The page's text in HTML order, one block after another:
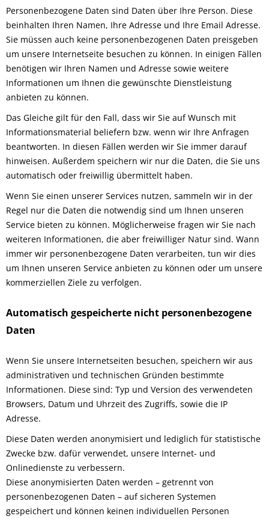
Personenbezogene Daten sind Daten über Ihre Person. Diese
beinhalten Ihren Namen, Ihre Adresse und Ihre Email Adresse.
Sie müssen auch keine personenbezogenen Daten preisgeben
um unsere Internetseite besuchen zu können. In einigen Fällen
benötigen wir Ihren Namen und Adresse sowie weitere
Informationen um Ihnen die gewünschte Dienstleistung
anbieten zu können.
Das Gleiche gilt für den Fall, dass wir Sie auf Wunsch mit
Informationsmaterial beliefern bzw. wenn wir Ihre Anfragen
beantworten. In diesen Fällen werden wir Sie immer darauf
hinweisen. Außerdem speichern wir nur die Daten, die Sie uns
automatisch oder freiwillig übermittelt haben.
Wenn Sie einen unserer Services nutzen, sammeln wir in der
Regel nur die Daten die notwendig sind um Ihnen unseren
Service bieten zu können. Möglicherweise fragen wir Sie nach
weiteren Informationen, die aber freiwilliger Natur sind. Wann
immer wir personenbezogene Daten verarbeiten, tun wir dies
um Ihnen unseren Service anbieten zu können oder um unsere
kommerziellen Ziele zu verfolgen.
Automatisch gespeicherte nicht personenbezogene
Daten
Wenn Sie unsere Internetseiten besuchen, speichern wir aus
administrativen und technischen Gründen bestimmte
Informationen. Diese sind: Typ und Version des verwendeten
Browsers, Datum und Uhrzeit des Zugriffs, sowie die IP
Adresse.
Diese Daten werden anonymisiert und lediglich für statistische
Zwecke bzw. dafür verwendet, unsere Internet- und
Onlinedienste zu verbessern.
Diese anonymisierten Daten werden – getrennt von
personenbezogenen Daten – auf sicheren Systemen
gespeichert und können keinen individuellen Personen